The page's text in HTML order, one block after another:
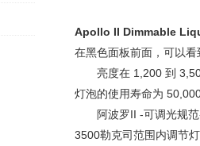
Apollo II Dimmable
在黑色面板前面，可以
亮度在 1,200 到
灯泡的使用寿命为
阿波罗II -可调光规
3500勒克司范围内调节